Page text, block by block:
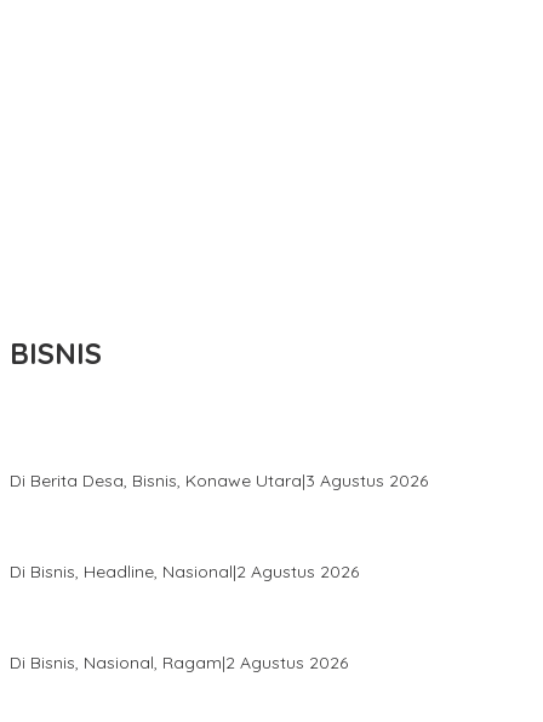
BISNIS
Di Berita Desa, Bisnis, Konawe Utara|3 Agustus 2026
Di Bisnis, Headline, Nasional|2 Agustus 2026
Di Bisnis, Nasional, Ragam|2 Agustus 2026